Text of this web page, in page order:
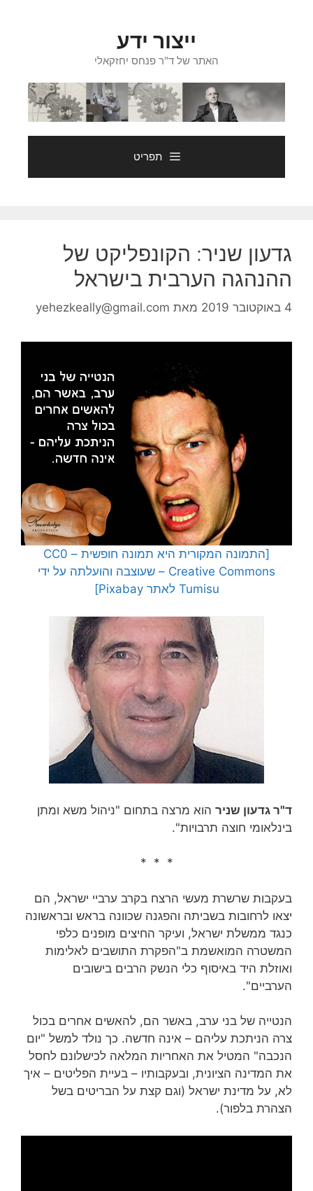
ייצור ידע
האתר של ד"ר פנחס יחזקאלי
תפריט
גדעון שניר: הקונפליקט של
ההנהגה הערבית בישראל
4 באוקטובר 2019 מאת yehezkeally@gmail.com
[התמונה המקורית היא תמונה חופשית – CC0
Creative Commons – שעוצבה והועלתה על ידי
Tumisu לאתר Pixabay]
ד"ר גדעון שניר הוא מרצה בתחום "ניהול משא ומתן
בינלאומי חוצה תרבויות".
* * *
בעקבות שרשרת מעשי הרצח בקרב ערביי ישראל, הם
יצאו לרחובות בשביתה והפגנה שכוונה בראש ובראשונה
כנגד ממשלת ישראל, ועיקר החיצים מופנים כלפי
המשטרה המואשמת ב"הפקרת התושבים לאלימות
ואוזלת היד באיסוף כלי הנשק הרבים בישובים
הערביים".
הנטייה של בני ערב, באשר הם, להאשים אחרים בכול
צרה הניתכת עליהם – אינה חדשה. כך נולד למשל "יום
הנכבה" המטיל את האחריות המלאה לכישלונם לחסל
את המדינה הציונית, ובעקבותיו – בעיית הפליטים – איך
לא, על מדינת ישראל (וגם קצת על הבריטים בשל
הצהרת בלפור).